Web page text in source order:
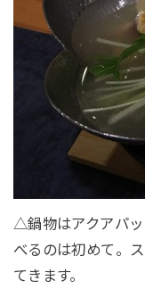
△鍋物はアクアパ
べるのは初めて。
てきます。